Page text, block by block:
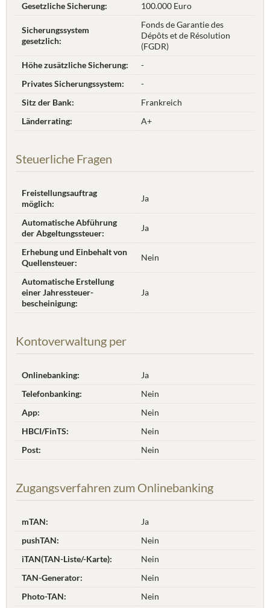
Gesetzliche Sicherung: 100.000 Euro
Sicherungssystem
gesetzlich:
Fonds de Garantie des
Dépôts et de Résolution
(FGDR)
Höhe zusätzliche Sicherung:
-
Privates Sicherungssystem:
-
Sitz der Bank:
Frankreich
Länderrating:
A+
Steuerliche Fragen
Freistellungsauftrag
möglich:
Ja
Automatische Abführung
der Abgeltungssteuer:
Ja
Erhebung und Einbehalt von
Quellensteuer:
Nein
Automatische Erstellung
einer Jahres­steuer­
bescheinigung:
Ja
Kontoverwaltung per
Onlinebanking:
Ja
Telefonbanking:
Nein
App:
Nein
HBCI/FinTS:
Nein
Post:
Nein
Zugangsverfahren zum Onlinebanking
mTAN:
Ja
pushTAN:
Nein
iTAN(TAN-Liste/-Karte):
Nein
TAN-Generator:
Nein
Photo-TAN:
Nein